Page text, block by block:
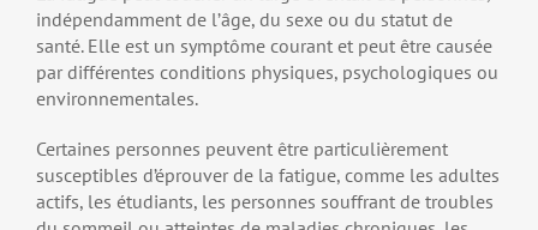
indépendamment de l’âge, du sexe ou du statut de
santé. Elle est un symptôme courant et peut être causée
par différentes conditions physiques, psychologiques ou
environnementales.
Certaines personnes peuvent être particulièrement
susceptibles d’éprouver de la fatigue, comme les adultes
actifs, les étudiants, les personnes souffrant de troubles